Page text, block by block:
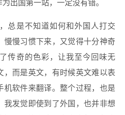
出国第一站，一定没有错。
总是不知道如何和外国人打交
慢慢习惯下来，又觉得十分神奇
传奇的色彩，让我至今回味无
，而是英文，有时候英文难以表
机软件来翻译。整个过程，也是
我发觉即使到了外国，也并非想